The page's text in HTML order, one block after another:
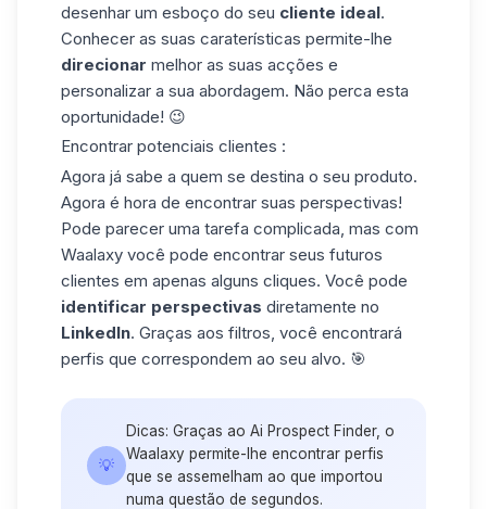
desenhar um esboço do seu cliente ideal.
Conhecer as suas caraterísticas permite-lhe
direcionar melhor as suas acções e
personalizar a sua abordagem. Não perca esta
oportunidade! 😉
Encontrar potenciais clientes :
Agora já sabe a quem se destina o seu produto.
Agora é hora de encontrar suas perspectivas!
Pode parecer uma tarefa complicada, mas com
Waalaxy você pode encontrar seus futuros
clientes em apenas alguns cliques. Você pode
identificar perspectivas diretamente no
LinkedIn. Graças aos filtros, você encontrará
perfis que correspondem ao seu alvo. 🎯
💡
Dicas: Graças ao Ai Prospect Finder, o
Waalaxy permite-lhe encontrar perfis
que se assemelham ao que importou
numa questão de segundos.